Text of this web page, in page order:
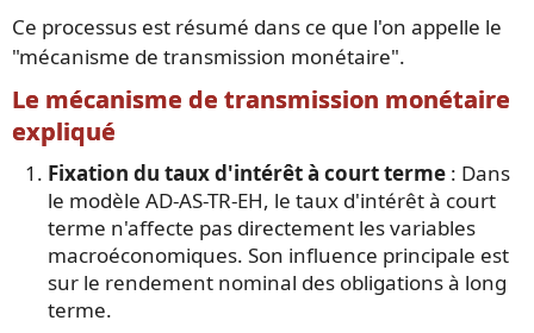
Ce processus est résumé dans ce que l'on appelle le
"mécanisme de transmission monétaire".
Le mécanisme de transmission monétaire
expliqué
Fixation du taux d'intérêt à court terme : Dans
le modèle AD-AS-TR-EH, le taux d'intérêt à court
terme n'affecte pas directement les variables
macroéconomiques. Son influence principale est
sur le rendement nominal des obligations à long
terme.